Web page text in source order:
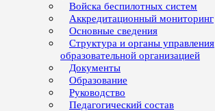
Войска беспилотных систем
Аккредитационный мониторинг
Основные сведения
Структура и органы управления
образовательной организацией
Документы
Образование
Руководство
Педагогический состав